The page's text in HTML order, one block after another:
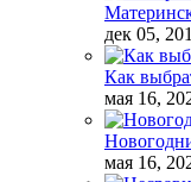
дек 05,
Как
мая 16,
мая 16,